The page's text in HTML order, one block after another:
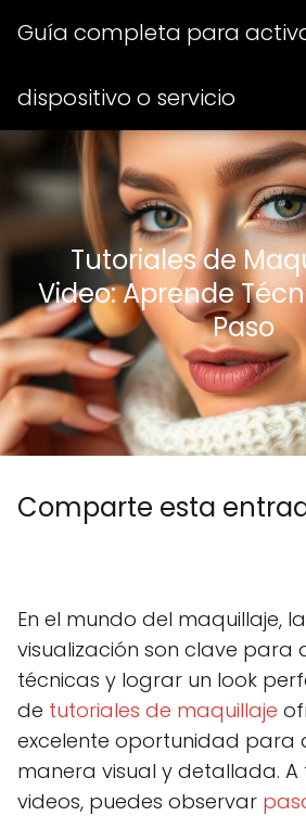
Guía completa para
dispositivo o servicio
Tutoriales de
Video: Aprende
Paso
Comparte esta
p
a
r
t
i
r
e
n
w
i
t
t
e
r
)
p
r
t
i
r
e
n
e
o
o
k
p
a
r
t
i
r
e
n
t
r
e
s
t
En el mundo del maquillaje,
visualización son clave para
técnicas y lograr un look
de tutoriales de maquillaje
excelente oportunidad para
manera visual y detallada. A
videos, puedes observar